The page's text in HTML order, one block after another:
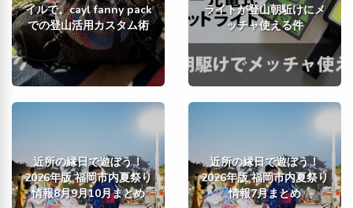
イルで。cayl fanny pack
での登山活用カスタム術
ライトが登山朝駈けにメ
ッチャ使える件
近所の縁日で遊ぼう！
2026年版 福岡市内夏祭り
情報8月9月10月まとめ
近所の縁日で遊ぼう！
2026年版 福岡市内夏祭り
情報7月まとめ